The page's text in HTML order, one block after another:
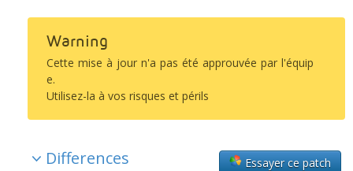
Warning
Cette mise à jour n'a pas été approuvée par l'équip
e.
Utilisez-la à vos risques et périls
Essayer ce patch
Differences